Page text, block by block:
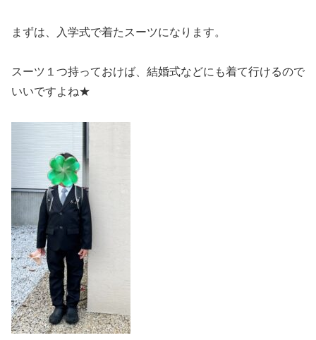
まずは、入学式で着たスーツになります。
スーツ１つ持っておけば、結婚式などにも着て行けるので
いいですよね★